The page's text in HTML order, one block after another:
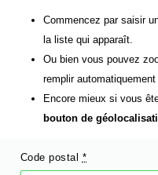
Commencez par saisir
la liste qui apparaît.
Ou bien vous pouvez
remplir
Encore mieux si vous
bouton de
Code postal *